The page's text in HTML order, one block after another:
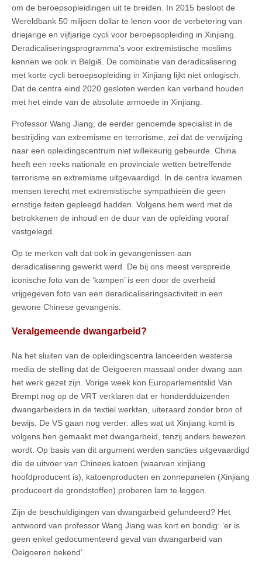
om de beroepsopleidingen uit te breiden. In 2015 besloot de
Wereldbank 50 miljoen dollar te lenen voor de verbetering van
driejarige en vijfjarige cycli voor beroepsopleiding in Xinjiang.
Deradicaliseringsprogramma’s voor extremistische moslims
kennen we ook in België. De combinatie van deradicalisering
met korte cycli beroepsopleiding in Xinjiang lijkt niet onlogisch.
Dat de centra eind 2020 gesloten werden kan verband houden
met het einde van de absolute armoede in Xinjiang.
Professor Wang Jiang, de eerder genoemde specialist in de
bestrijding van extremisme en terrorisme, zei dat de verwijzing
naar een opleidingscentrum niet willekeurig gebeurde. China
heeft een reeks nationale en provinciale wetten betreffende
terrorisme en extremisme uitgevaardigd. In de centra kwamen
mensen terecht met extremistische sympathieën die geen
ernstige feiten gepleegd hadden. Volgens hem werd met de
betrokkenen de inhoud en de duur van de opleiding vooraf
vastgelegd.
Op te merken valt dat ook in gevangenissen aan
deradicalisering gewerkt werd. De bij ons meest verspreide
iconische foto van de ‘kampen’ is een door de overheid
vrijgegeven foto van een deradicaliseringsactiviteit in een
gewone Chinese gevangenis.
Veralgemeende dwangarbeid?
Na het sluiten van de opleidingscentra lanceerden westerse
media de stelling dat de Oeigoeren massaal onder dwang aan
het werk gezet zijn. Vorige week kon Europarlementslid Van
Brempt nog op de VRT verklaren dat er honderdduizenden
dwangarbeiders in de textiel werkten, uiteraard zonder bron of
bewijs. De VS gaan nog verder: alles wat uit Xinjiang komt is
volgens hen gemaakt met dwangarbeid, tenzij anders bewezen
wordt. Op basis van dit argument werden sancties uitgevaardigd
die de uitvoer van Chinees katoen (waarvan xinjiang
hoofdproducent is), katoenproducten en zonnepanelen (Xinjiang
produceert de grondstoffen) proberen lam te leggen.
Zijn de beschuldigingen van dwangarbeid gefundeerd? Het
antwoord van professor Wang Jiang was kort en bondig: ‘er is
geen enkel gedocumenteerd geval van dwangarbeid van
Oeigoeren bekend’.